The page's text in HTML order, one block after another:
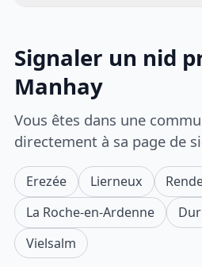
Signaler un nid
Manhay
Vous êtes dans une
directement à sa page de
Erezée Lierneux
La Roche-en-Ardenne
Vielsalm